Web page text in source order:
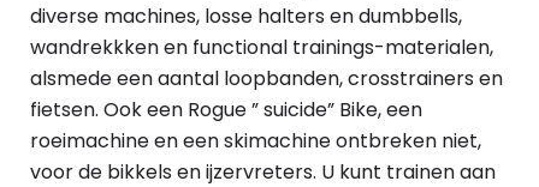
diverse machines, losse halters en dumbbells,
wandrekkken en functional trainings-materialen,
alsmede een aantal loopbanden, crosstrainers en
fietsen. Ook een Rogue ” suicide” Bike, een
roeimachine en een skimachine ontbreken niet,
voor de bikkels en ijzervreters. U kunt trainen aan